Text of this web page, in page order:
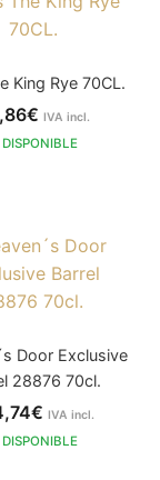
King Rye 70CL.
IVA incl.
DISPONIBLE
Door Exclusive
28876 70cl.
IVA incl.
DISPONIBLE